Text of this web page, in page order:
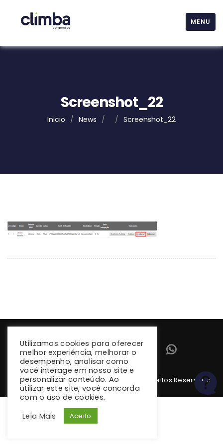
MENU
Screenshot_22
Inicio / News / / Screenshot_22
Copyright 2026 climba.com.br. Todos os Direitos Reservados
Utilizamos cookies para oferecer
melhor experiência, melhorar o
desempenho, analisar como
você interage em nosso site e
personalizar conteúdo. Ao
utilizar este site, você concorda
com o uso de cookies.
Leia Mais
Aceito